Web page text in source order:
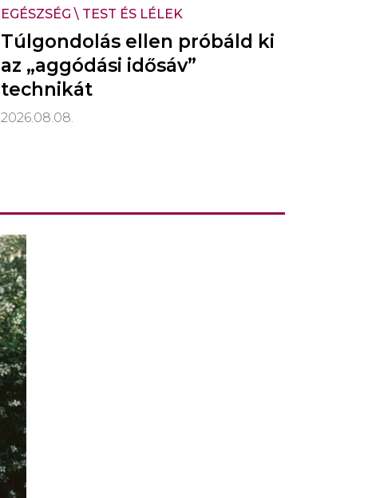
EGÉSZSÉG \ TEST ÉS LÉLEK
Túlgondolás ellen próbáld ki
az „aggódási idősáv”
technikát
2026.08.08.